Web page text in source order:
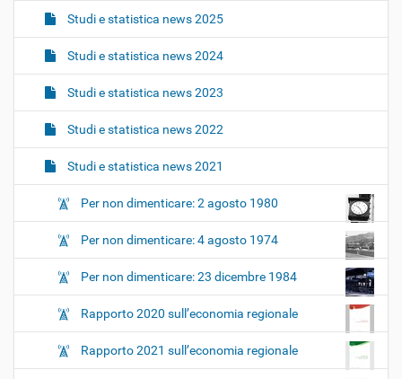
g
i
n
Studi e statistica news 2025
Studi e statistica news 2024
Studi e statistica news 2023
Studi e statistica news 2022
Studi e statistica news 2021
Per non dimenticare: 2 agosto 1980
Per non dimenticare: 4 agosto 1974
Per non dimenticare: 23 dicembre 1984
Rapporto 2020 sull’economia regionale
Rapporto 2021 sull’economia regionale